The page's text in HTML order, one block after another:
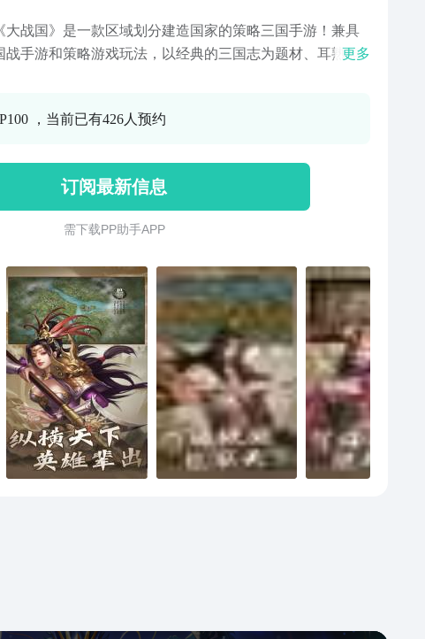
《大战国》是一款区域划分建造国家的策略三国手游！兼具
战手游和策略游戏玩法，以经典的三国志为题材、耳熟能
成、国战、竞技、战略等多元素，真实还原三国沙场烽火
战术，统御名将、排兵布阵、过关斩将，千军所至，寸土必
争，一战平天下！
更多
，当前已有426人预约
订阅最新信息
需 下 载 P P 助 手 A P P